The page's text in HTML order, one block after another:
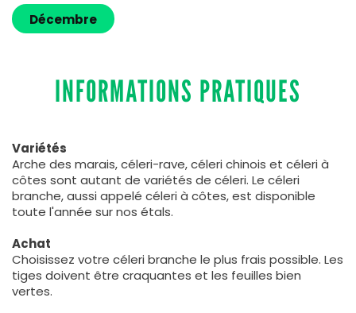
Décembre
INFORMATIONS PRATIQUES
Variétés
Arche des marais, céleri-rave, céleri chinois et céleri à
côtes sont autant de variétés de céleri. Le céleri
branche, aussi appelé céleri à côtes, est disponible
toute l'année sur nos étals.
Achat
Choisissez votre céleri branche le plus frais possible. Les
tiges doivent être craquantes et les feuilles bien
vertes.